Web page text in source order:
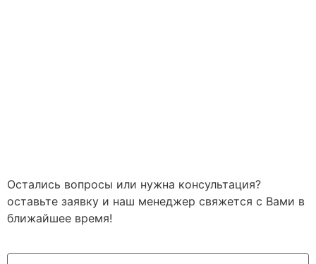
Остались вопросы или нужна консультация?
оставьте заявку и наш менеджер свяжется с Вами в
ближайшее время!